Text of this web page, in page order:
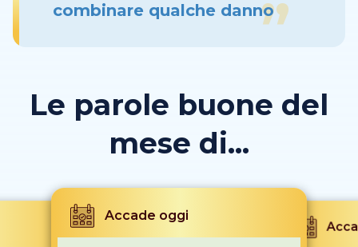
combinare qualche danno
Le parole buone del
mese di...
Accade oggi